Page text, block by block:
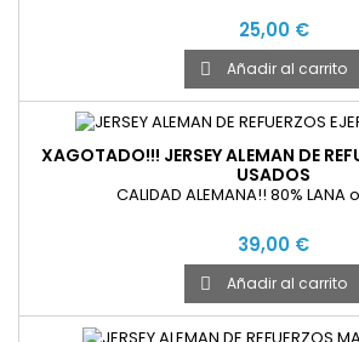
25,00 €
 Añadir al carrito
XAGOTADO!!! JERSEY ALEMAN DE
USADOS
CALIDAD ALEMANA!! 80% LANA
39,00 €
 Añadir al carrito